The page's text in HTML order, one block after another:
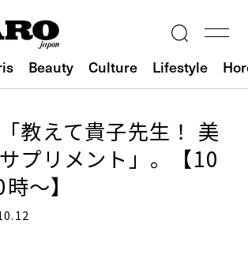
Beauty Culture Lifestyle
教えて貴子先生！ 美
プリメント」。【10
～】